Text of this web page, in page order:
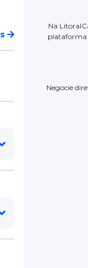
Na
plataforma
Negocie